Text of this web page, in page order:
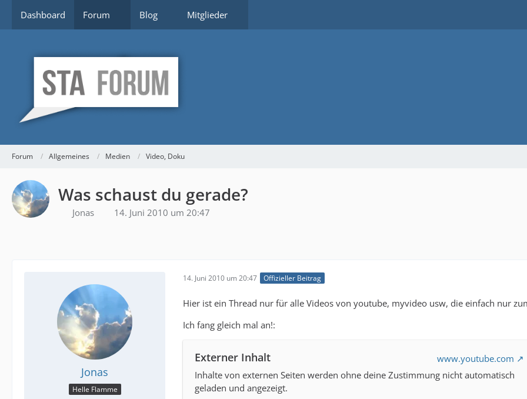
Dashboard Forum Blog Mitglieder
Forum Allgemeines Medien Video, Doku
Was schaust du gerade?
Jonas 14. Juni 2010 um 20:47
Jonas
Helle Flamme
14. Juni 2010 um 20:47 Offizieller Beitrag
Hier ist ein Thread nur für alle Videos von youtube, myvideo usw, die einfach nur
Ich fang gleich mal an!:
Externer Inhalt
www.youtube.com
Inhalte von externen Seiten werden ohne deine Zustimmung nicht automatisch
geladen und angezeigt.